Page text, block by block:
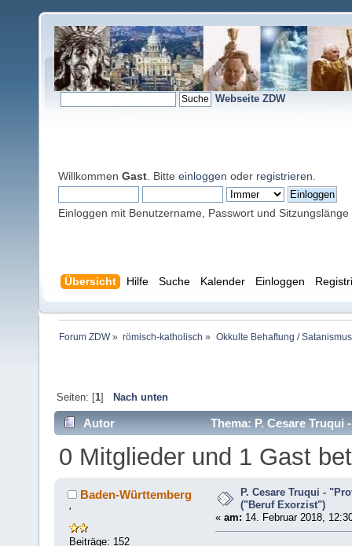
Webseite ZDW
Willkommen Gast . Bitte einloggen oder registrieren
Einloggen mit Benutzername, Passwort und Sitzungslänge
Übersicht Hilfe Suche Kalender Einloggen
Forum ZDW» römisch-katholisch » Okkulte Behaftung /
Seiten: [1] Nach unten
Autor Thema: P. Cesare
0 Mitglieder und 1 Gast
Baden-Württemberg
'
Beiträge: 152
P. Cesare Truqui -
("Beruf Exorzist")
« am: 14. Februar 2018,